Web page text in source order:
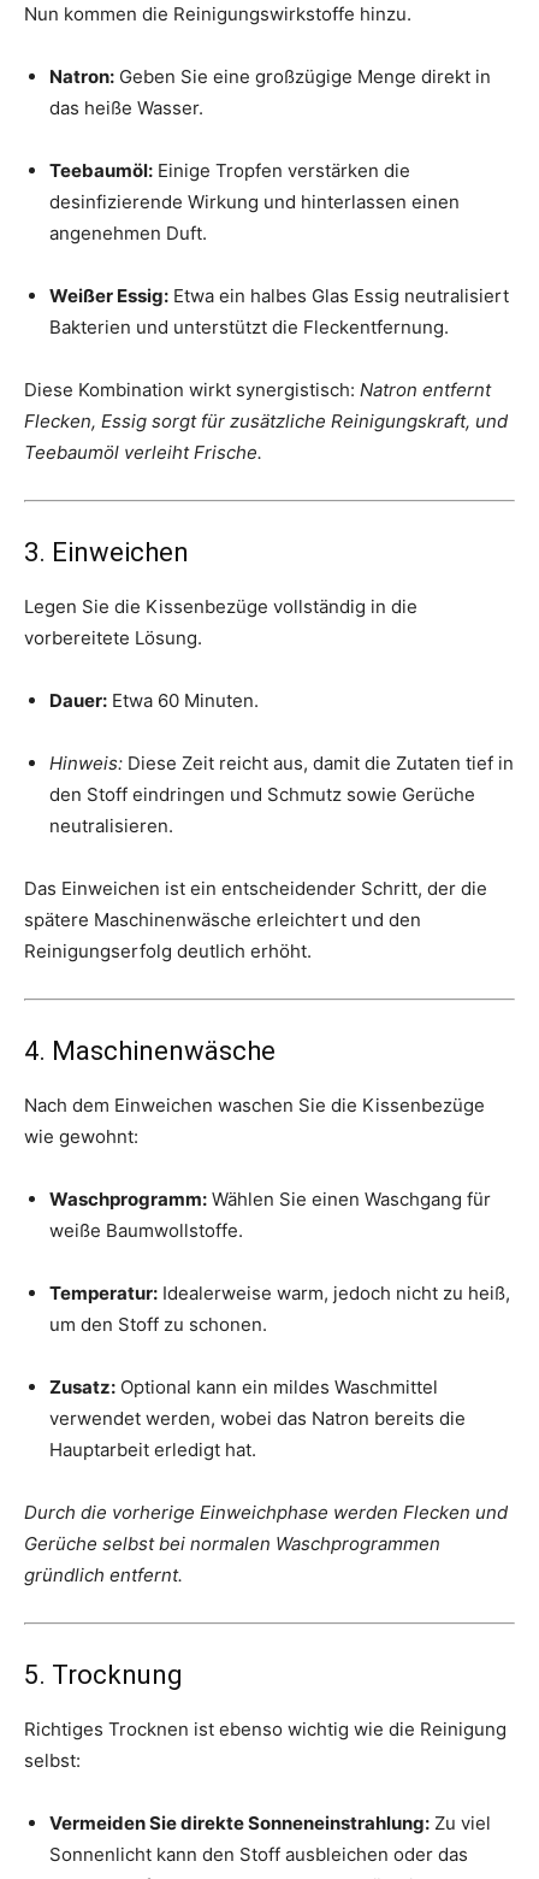
Nun kommen die Reinigungswirkstoffe hinzu.
Natron: Geben Sie eine großzügige Menge direkt in
das heiße Wasser.
Teebaumöl: Einige Tropfen verstärken die
desinfizierende Wirkung und hinterlassen einen
angenehmen Duft.
Weißer Essig: Etwa ein halbes Glas Essig neutralisiert
Bakterien und unterstützt die Fleckentfernung.
Diese Kombination wirkt synergistisch: Natron entfernt
Flecken, Essig sorgt für zusätzliche Reinigungskraft, und
Teebaumöl verleiht Frische.
3. Einweichen
Legen Sie die Kissenbezüge vollständig in die
vorbereitete Lösung.
Dauer: Etwa 60 Minuten.
Hinweis: Diese Zeit reicht aus, damit die Zutaten tief in
den Stoff eindringen und Schmutz sowie Gerüche
neutralisieren.
Das Einweichen ist ein entscheidender Schritt, der die
spätere Maschinenwäsche erleichtert und den
Reinigungserfolg deutlich erhöht.
4. Maschinenwäsche
Nach dem Einweichen waschen Sie die Kissenbezüge
wie gewohnt:
Waschprogramm: Wählen Sie einen Waschgang für
weiße Baumwollstoffe.
Temperatur: Idealerweise warm, jedoch nicht zu heiß,
um den Stoff zu schonen.
Zusatz: Optional kann ein mildes Waschmittel
verwendet werden, wobei das Natron bereits die
Hauptarbeit erledigt hat.
Durch die vorherige Einweichphase werden Flecken und
Gerüche selbst bei normalen Waschprogrammen
gründlich entfernt.
5. Trocknung
Richtiges Trocknen ist ebenso wichtig wie die Reinigung
selbst:
Vermeiden Sie direkte Sonneneinstrahlung: Zu viel
Sonnenlicht kann den Stoff ausbleichen oder das